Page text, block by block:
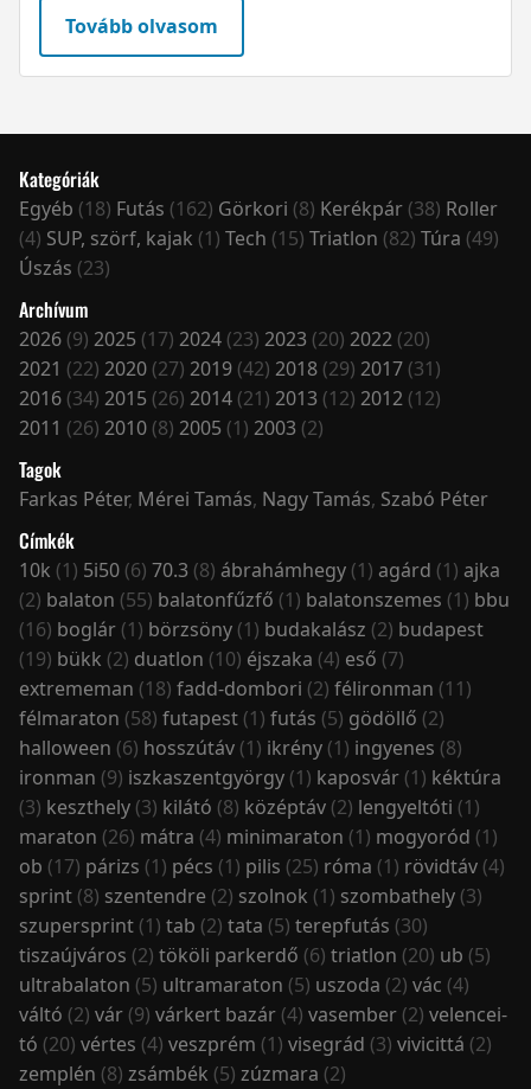
Tovább olvasom
Kategóriák
Egyéb (18) Futás (162) Görkori (8) Kerékpár (38) Roller
(4) SUP, szörf, kajak (1) Tech (15) Triatlon (82) Túra (49)
Úszás (23)
Archívum
2026 (9) 2025 (17) 2024 (23) 2023 (20) 2022 (20)
2021 (22) 2020 (27) 2019 (42) 2018 (29) 2017 (31)
2016 (34) 2015 (26) 2014 (21) 2013 (12) 2012 (12)
2011 (26) 2010 (8) 2005 (1) 2003 (2)
Tagok
Farkas Péter, Mérei Tamás, Nagy Tamás, Szabó Péter
Címkék
10k (1) 5i50 (6) 70.3 (8) ábrahámhegy (1) agárd (1) ajka
(2) balaton (55) balatonfűzfő (1) balatonszemes (1) bbu
(16) boglár (1) börzsöny (1) budakalász (2) budapest
(19) bükk (2) duatlon (10) éjszaka (4) eső (7)
extrememan (18) fadd-dombori (2) félironman (11)
félmaraton (58) futapest (1) futás (5) gödöllő (2)
halloween (6) hosszútáv (1) ikrény (1) ingyenes (8)
ironman (9) iszkaszentgyörgy (1) kaposvár (1) kéktúra
(3) keszthely (3) kilátó (8) középtáv (2) lengyeltóti (1)
maraton (26) mátra (4) minimaraton (1) mogyoród (1)
ob (17) párizs (1) pécs (1) pilis (25) róma (1) rövidtáv (4)
sprint (8) szentendre (2) szolnok (1) szombathely (3)
szupersprint (1) tab (2) tata (5) terepfutás (30)
tiszaújváros (2) tököli parkerdő (6) triatlon (20) ub (5)
ultrabalaton (5) ultramaraton (5) uszoda (2) vác (4)
váltó (2) vár (9) várkert bazár (4) vasember (2) velencei-
tó (20) vértes (4) veszprém (1) visegrád (3) vivicittá (2)
zemplén (8) zsámbék (5) zúzmara (2)